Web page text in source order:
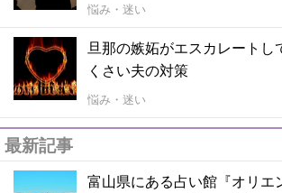
悩み・迷い
旦那の嫉妬がエスカレートし
くさい夫の対策
悩み・迷い
最新記事
富山県にある占い館『オリエ